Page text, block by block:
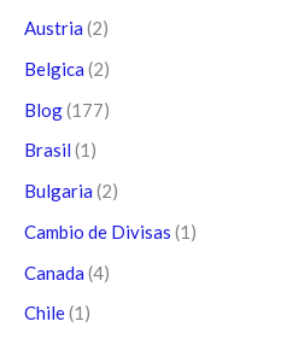
Austria (2)
Belgica (2)
Blog(177)
Brasil (1)
Bulgaria (2)
Cambio de Divisas (1)
Canada (4)
Chile(1)